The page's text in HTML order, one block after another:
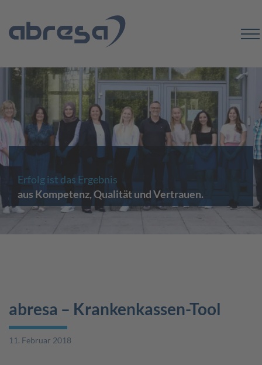
Erfolg ist das Ergebnis
aus Kompetenz, Qualität und Vertrauen.
abresa – Krankenkassen-Tool
11. Februar 2018